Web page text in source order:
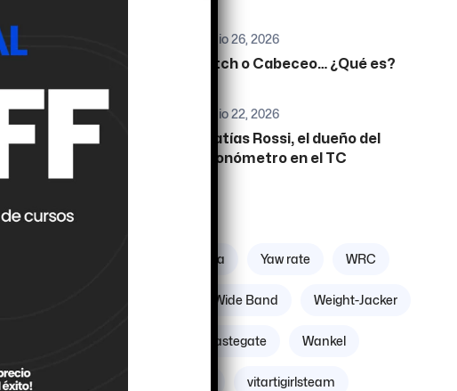
junio 26, 2026
Pitch o Cabeceo… ¿Qué es?
junio 22, 2026
Matías Rossi, el dueño del
cronómetro en el TC
Zona geográfica Yaw rate WRC
Wide Band Weight-Jacker
Wastegate Wankel
vitartigirlsteam